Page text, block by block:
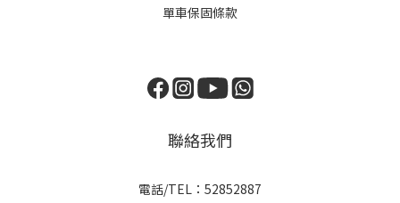
單車保固條款
聯絡我們
電話/TEL：52852887